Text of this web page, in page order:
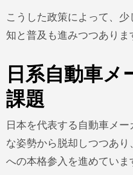
こうした政策によって、
知と普及も進みつつありま
日系自動車メ
課題
日本を代表する自動車メ
な姿勢から脱却しつつあ
への本格参入を進めていま